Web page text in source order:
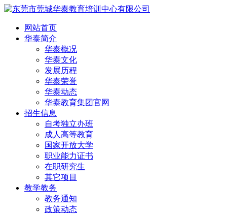
网站首页
华泰简介
华泰概况
华泰文化
发展历程
华泰荣誉
华泰动态
华泰教育集团官网
招生信息
自考独立办班
成人高等教育
国家开放大学
职业能力证书
在职研究生
其它项目
教学教务
教务通知
政策动态